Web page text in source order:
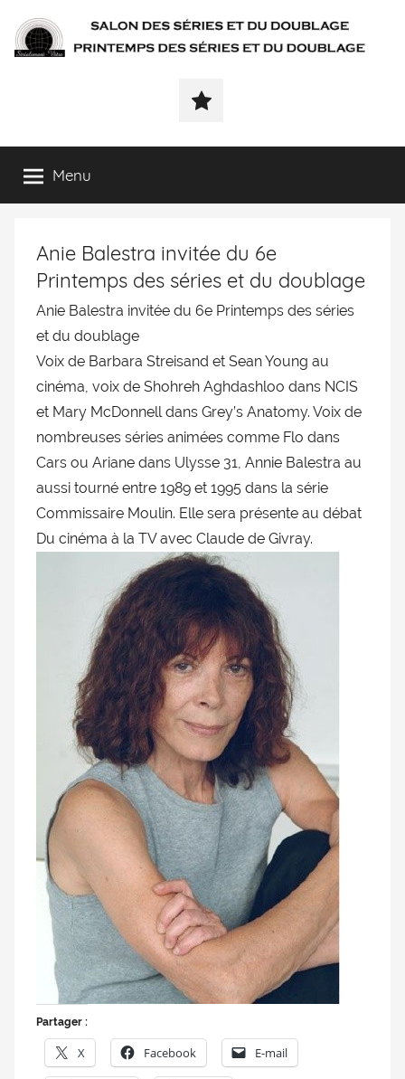
SÉRIALEMENT-
séries
et
doublage
printemps
séries
Rendez-
vous
séries
Menu
Anie Balestra invitée du 6e
Printemps des séries et du doublage
Anie Balestra invitée du 6e Printemps des séries
et du doublage
Voix de Barbara Streisand et Sean Young au
cinéma, voix de Shohreh Aghdashloo dans NCIS
et Mary McDonnell dans Grey’s Anatomy. Voix de
nombreuses séries animées comme Flo dans
Cars ou Ariane dans Ulysse 31, Annie Balestra au
aussi tourné entre 1989 et 1995 dans la série
Commissaire Moulin. Elle sera présente au débat
Du cinéma à la TV avec Claude de Givray.
Partager :
X Facebook E-mail